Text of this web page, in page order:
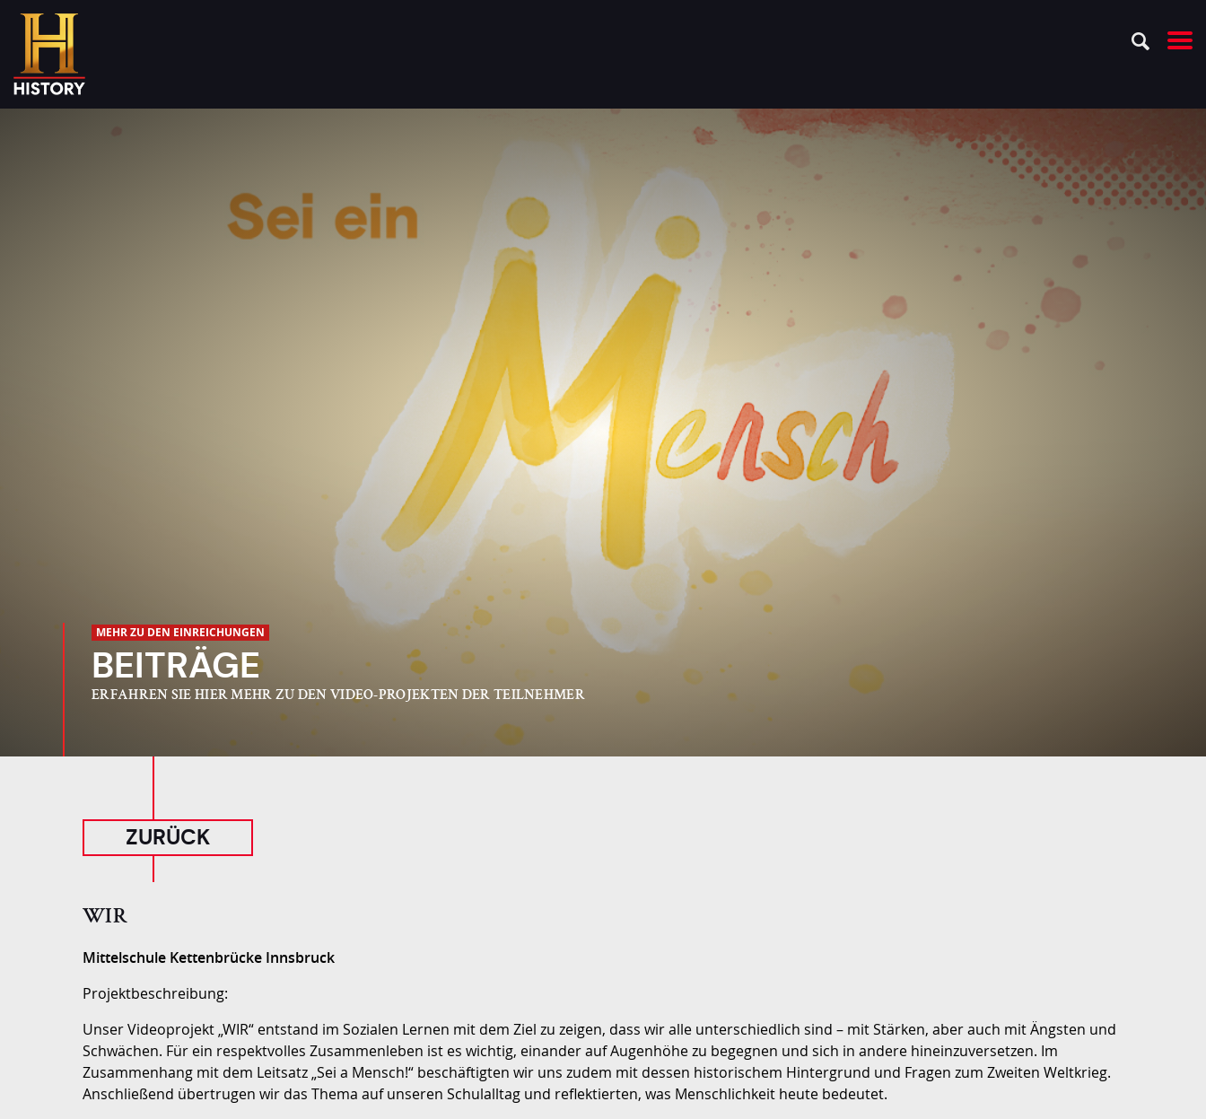
MEHR ZU DEN EINREICHUNGEN
BEITRÄGE
ERFAHREN SIE HIER MEHR ZU DEN VIDEO-PROJEKTEN DER TEILNEHMER
ZURÜCK
WIR
Mittelschule Kettenbrücke Innsbruck
Projektbeschreibung:
Unser Videoprojekt „WIR“ entstand im Sozialen Lernen mit dem Ziel zu zeigen, dass wir alle unterschiedlich sind – mit Stärken, aber auch mit Ängsten und
Schwächen. Für ein respektvolles Zusammenleben ist es wichtig, einander auf Augenhöhe zu begegnen und sich in andere hineinzuversetzen. Im
Zusammenhang mit dem Leitsatz „Sei a Mensch!“ beschäftigten wir uns zudem mit dessen historischem Hintergrund und Fragen zum Zweiten Weltkrieg.
Anschließend übertrugen wir das Thema auf unseren Schulalltag und reflektierten, was Menschlichkeit heute bedeutet.